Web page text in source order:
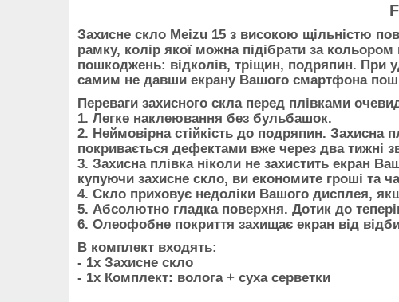
Захисне скло Meizu 15 з високою щільністю
рамку, колір якої можна підібрати за
пошкоджень: відколів, тріщин, подряпин. При
самим не давши екрану Вашого смартфона
Переваги захисного скла перед плівками
1. Легке наклеювання без бульбашок.
2. Неймовірна стійкість до подряпин. Захисна
покривається дефектами вже через два тижні
3. Захисна плівка ніколи не захистить екран
купуючи захисне скло, ви економите гроші та
4. Скло приховує недоліки Вашого дисплея,
5. Абсолютно гладка поверхня. Дотик до
6. Олеофобне покриття захищає екран від
В комплект входять:
- 1х Захисне скло
- 1х Комплект: волога + суха серветки